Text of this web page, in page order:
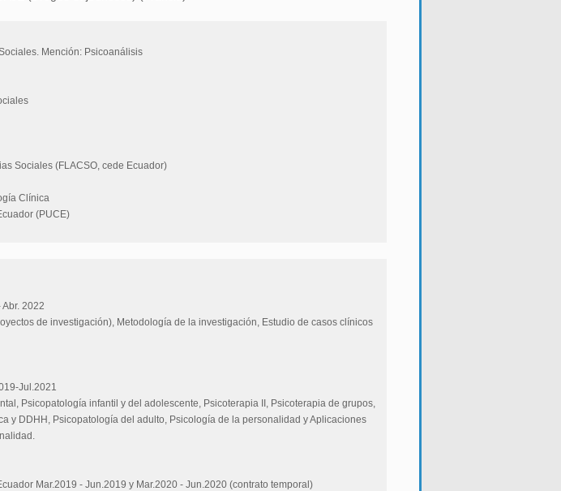
Mención: Psicoanálisis
Sociales (FLACSO, cede Ecuador)
Clínica
(PUCE)
2022
de investigación), Metodología de la investigación, Estudio de casos clínicos
Jul.2021
Psicopatología infantil y del adolescente, Psicoterapia II, Psicoterapia de grupos,
y DDHH, Psicopatología del adulto, Psicología de la personalidad y Aplicaciones
Mar.2019 - Jun.2019 y Mar.2020 - Jun.2020 (contrato temporal)